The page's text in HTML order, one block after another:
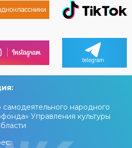
народного
Управления культуры